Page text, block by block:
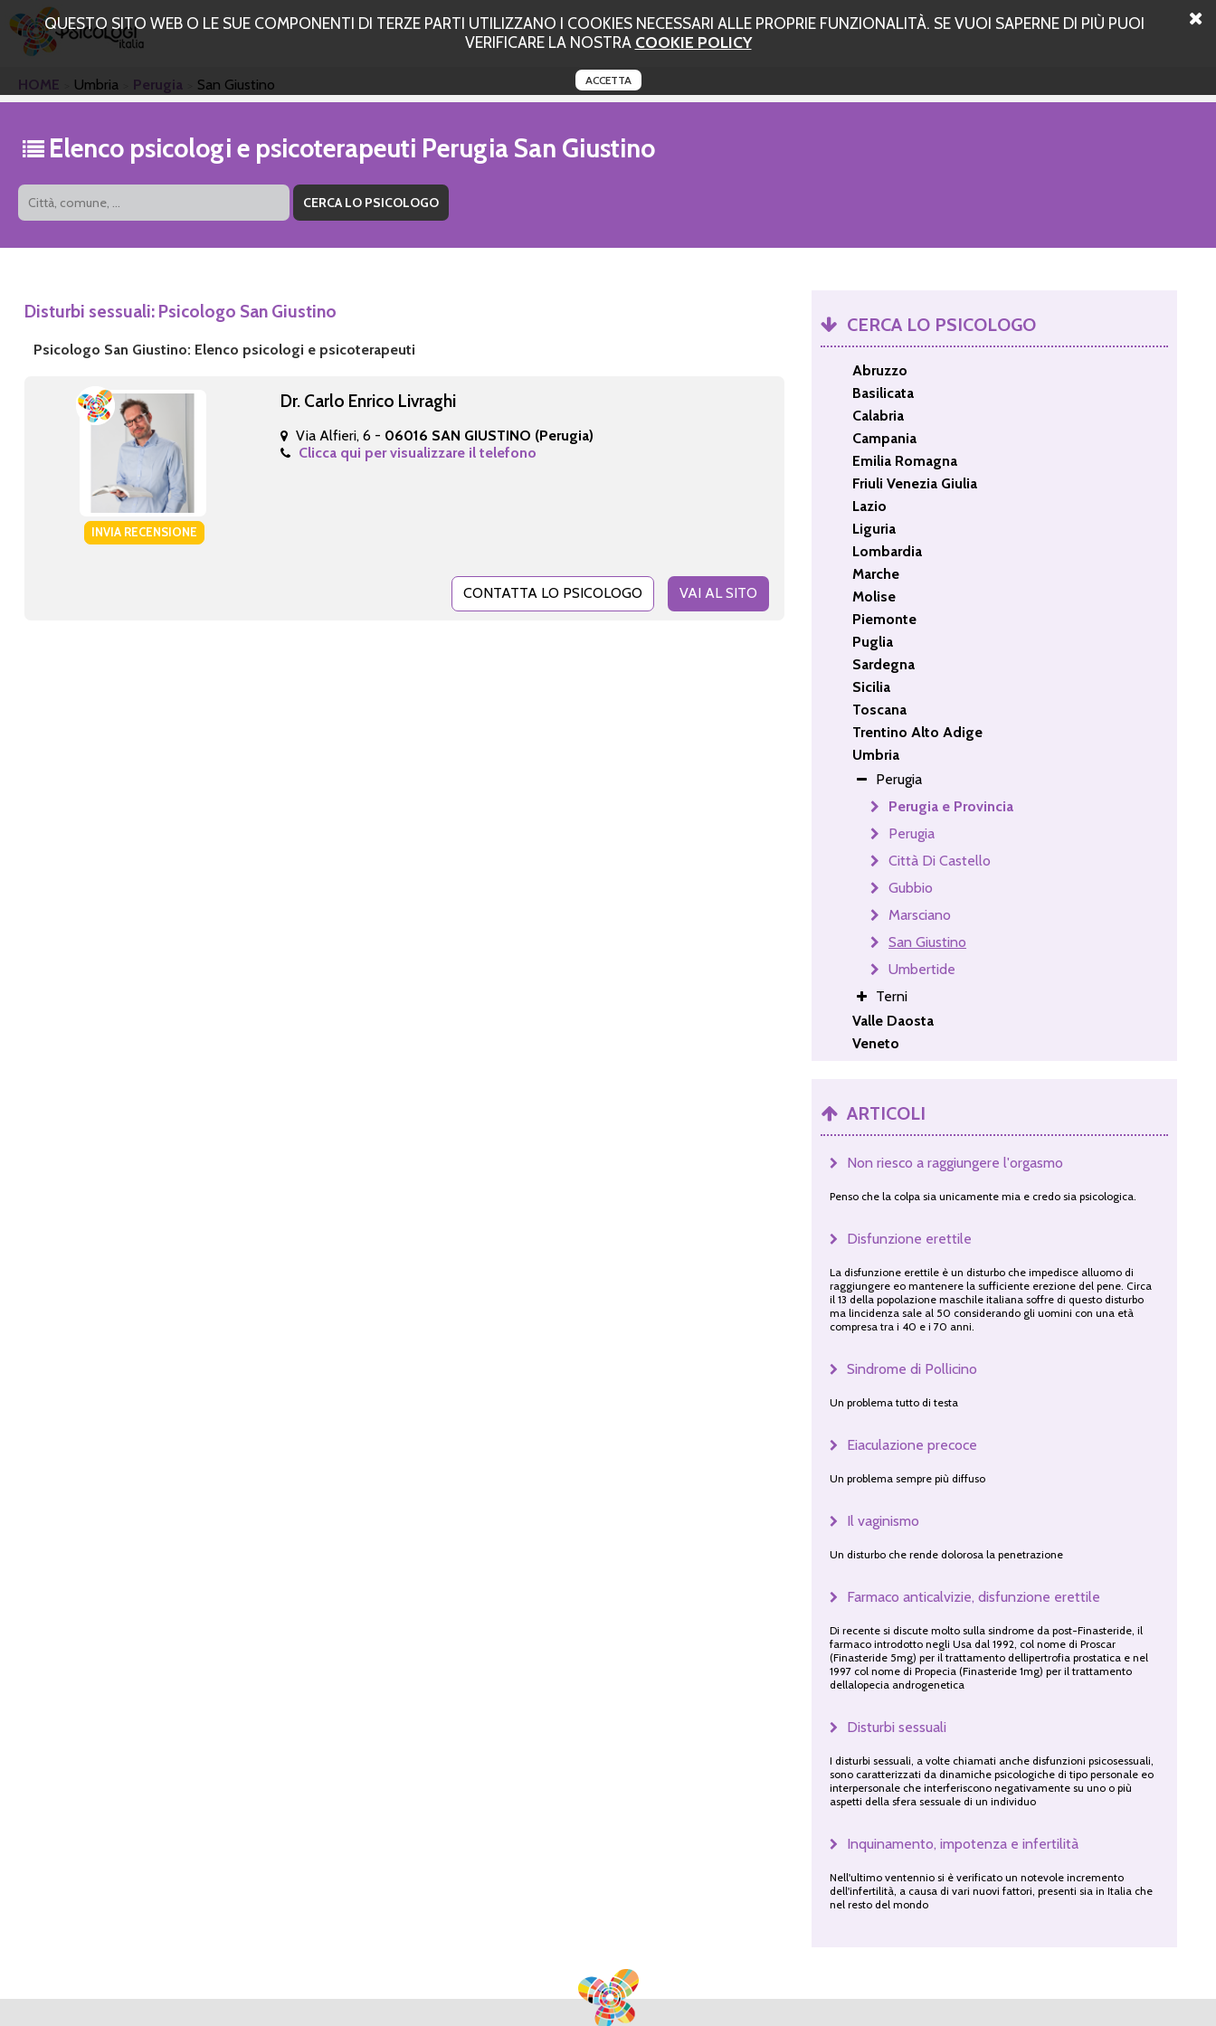
QUESTO SITO WEB O LE SUE COMPONENTI DI TERZE PARTI UTILIZZANO I COOKIES NECESSARI ALLE PROPRIE FUNZIONALITÀ. SE VUOI SAPERNE DI PIÙ PUOI
VERIFICARE LA NOSTRA COOKIE POLICY
ACCETTA
HOME Umbria Perugia San Giustino
Elenco psicologi e psicoterapeuti Perugia San Giustino
Disturbi sessuali: Psicologo San Giustino
Psicologo San Giustino: Elenco psicologi e psicoterapeuti
INVIA RECENSIONE
Dr. Carlo Enrico Livraghi
Via Alfieri, 6 - 06016 SAN GIUSTINO (Perugia)
Clicca qui per visualizzare il telefono
CONTATTA LO PSICOLOGO VAI AL SITO
CERCA LO PSICOLOGO
Abruzzo
Basilicata
Calabria
Campania
Emilia Romagna
Friuli Venezia Giulia
Lazio
Liguria
Lombardia
Marche
Molise
Piemonte
Puglia
Sardegna
Sicilia
Toscana
Trentino Alto Adige
Umbria
Perugia
Perugia e Provincia
Perugia
Città Di Castello
Gubbio
Marsciano
San Giustino
Umbertide
Terni
Valle Daosta
Veneto
ARTICOLI
Non riesco a raggiungere l'orgasmo
Penso che la colpa sia unicamente mia e credo sia psicologica.
Disfunzione erettile
La disfunzione erettile è un disturbo che impedisce alluomo di
raggiungere eo mantenere la sufficiente erezione del pene. Circa
il 13 della popolazione maschile italiana soffre di questo disturbo
ma lincidenza sale al 50 considerando gli uomini con una età
compresa tra i 40 e i 70 anni.
Sindrome di Pollicino
Un problema tutto di testa
Eiaculazione precoce
Un problema sempre più diffuso
Il vaginismo
Un disturbo che rende dolorosa la penetrazione
Farmaco anticalvizie, disfunzione erettile
Di recente si discute molto sulla sindrome da post-Finasteride, il
farmaco introdotto negli Usa dal 1992, col nome di Proscar
(Finasteride 5mg) per il trattamento dellipertrofia prostatica e nel
1997 col nome di Propecia (Finasteride 1mg) per il trattamento
dellalopecia androgenetica
Disturbi sessuali
I disturbi sessuali, a volte chiamati anche disfunzioni psicosessuali,
sono caratterizzati da dinamiche psicologiche di tipo personale eo
interpersonale che interferiscono negativamente su uno o più
aspetti della sfera sessuale di un individuo
Inquinamento, impotenza e infertilità
Nell'ultimo ventennio si è verificato un notevole incremento
dell'infertilità, a causa di vari nuovi fattori, presenti sia in Italia che
nel resto del mondo